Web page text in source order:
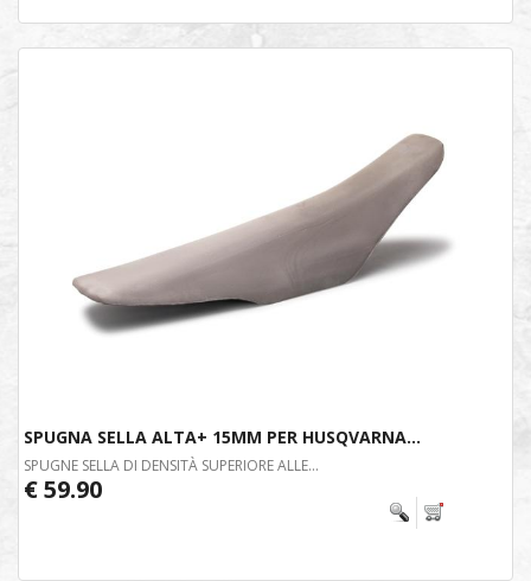
SPUGNA SELLA ALTA+ 15MM PER HUSQVARNA...
SPUGNE SELLA DI DENSITÀ SUPERIORE ALLE...
€ 59.90